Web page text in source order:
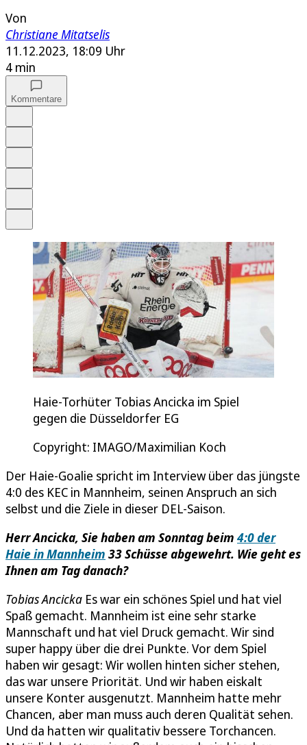
Von
Christiane Mitatselis
11.12.2023, 18:09 Uhr
4 min
Kommentare
Haie-Torhüter Tobias Ancicka im Spiel
gegen die Düsseldorfer EG
Copyright: IMAGO/Maximilian Koch
Der Haie-Goalie spricht im Interview über das jüngste
4:0 des KEC in Mannheim, seinen Anspruch an sich
selbst und die Ziele in dieser DEL-Saison.
Herr Ancicka, Sie haben am Sonntag beim 4:0 der
Haie in Mannheim 33 Schüsse abgewehrt. Wie geht es
Ihnen am Tag danach?
Tobias Ancicka Es war ein schönes Spiel und hat viel
Spaß gemacht. Mannheim ist eine sehr starke
Mannschaft und hat viel Druck gemacht. Wir sind
super happy über die drei Punkte. Vor dem Spiel
haben wir gesagt: Wir wollen hinten sicher stehen,
das war unsere Priorität. Und wir haben eiskalt
unsere Konter ausgenutzt. Mannheim hatte mehr
Chancen, aber man muss auch deren Qualität sehen.
Und da hatten wir qualitativ bessere Torchancen.